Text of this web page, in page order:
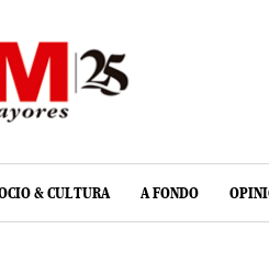
& CULTURA A FONDO